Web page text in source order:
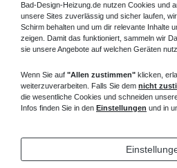
Bad-Design-Heizung.de nutzen Cookies und
unsere Sites zuverlässig und sicher laufen,
Schirm behalten und um dir relevante Inhalte
zeigen. Damit das funktioniert, sammeln wir
sie unsere Angebote auf welchen Geräten
Wenn Sie auf "Allen zustimmen" klicken,
weiterzuverarbeiten. Falls Sie dem nicht
die wesentliche Cookies und schneiden
Infos finden Sie in den Einstellungen und in